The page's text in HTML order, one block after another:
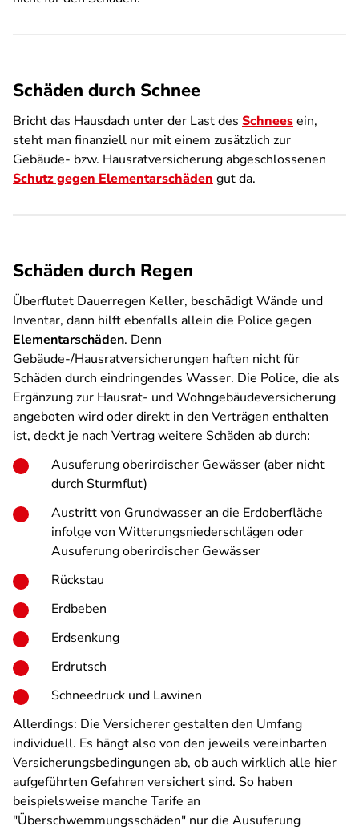
Schäden durch Schnee
Bricht das Hausdach unter der Last des Schneesein,
steht man finanziell nur mit einem zusätzlich zur
Gebäude- bzw. Hausratversicherung abgeschlossenen
Schutz gegen Elementarschäden gut da.
Schäden durch Regen
Überflutet Dauerregen Keller, beschädigt Wände und
Inventar, dann hilft ebenfalls allein die Police gegen
Elementarschäden. Denn
Gebäude-/Hausratversicherungen haften nicht für
Schäden durch eindringendes Wasser. Die Police, die als
Ergänzung zur Hausrat- und Wohngebäudeversicherung
angeboten wird oder direkt in den Verträgen enthalten
ist, deckt je nach Vertrag weitere Schäden ab durch:
Ausuferung oberirdischer Gewässer (aber nicht
durch Sturmflut)
Austritt von Grundwasser an die Erdoberfläche
infolge von Witterungsniederschlägen oder
Ausuferung oberirdischer Gewässer
Rückstau
Erdbeben
Erdsenkung
Erdrutsch
Schneedruck und Lawinen
Allerdings: Die Versicherer gestalten den Umfang
individuell. Es hängt also von den jeweils vereinbarten
Versicherungsbedingungen ab, ob auch wirklich alle hier
aufgeführten Gefahren versichert sind. So haben
beispielsweise manche Tarife an
"Überschwemmungsschäden" nur die Ausuferung